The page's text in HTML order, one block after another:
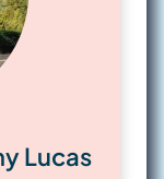
Lucas